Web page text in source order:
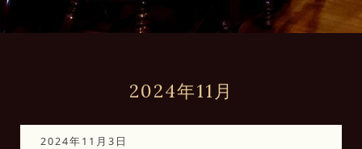
2024年11月
2024年11月3日